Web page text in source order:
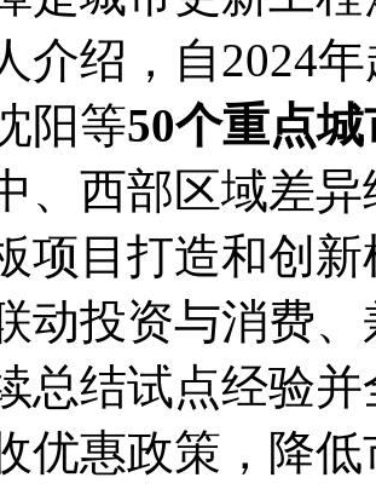
介绍，自2024
阳等50个重点城
、西部区域差
项目打造和创
动投资与消费
总结试点经验
优惠政策，降